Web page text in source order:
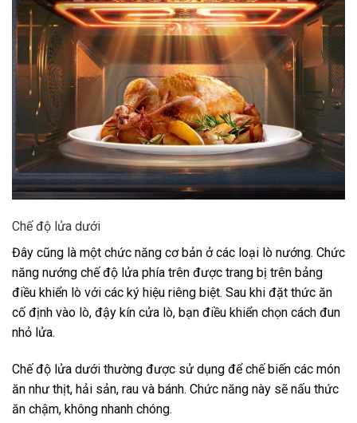
Chế độ lửa dưới
Đây cũng là một chức năng cơ bản ở các loại lò nướng. Chức
năng nướng chế độ lửa phía trên được trang bị trên bảng
điều khiển lò với các ký hiệu riêng biệt. Sau khi đặt thức ăn
cố định vào lò, đậy kín cửa lò, bạn điều khiển chọn cách đun
nhỏ lửa.
Chế độ lửa dưới thường được sử dụng để chế biến các món
ăn như thịt, hải sản, rau và bánh. Chức năng này sẽ nấu thức
ăn chậm, không nhanh chóng.